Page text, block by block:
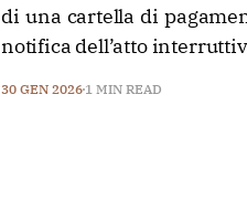
di una cartella di
notifica dell’atto
30 GEN 2026 1 MIN READ